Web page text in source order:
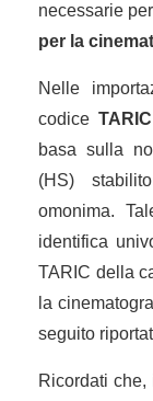
necessarie
per la
Nelle
codice TARIC
basa sulla
(HS)
omonima.
identifica
TARIC della
la
seguito
Ricordati